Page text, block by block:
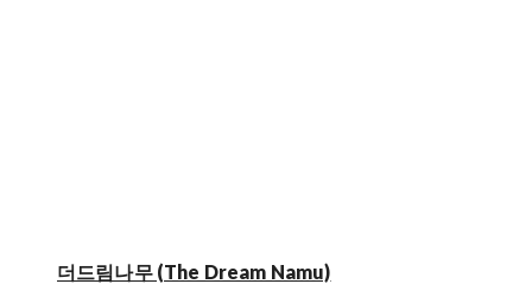
더드림나무 (The Dream Namu)